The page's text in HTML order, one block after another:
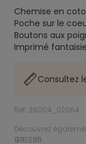
Chemise en
Poche sur le
Boutons aux
Imprimé
Consultez
Ref. 26004_02064
Découvrez
garçon.